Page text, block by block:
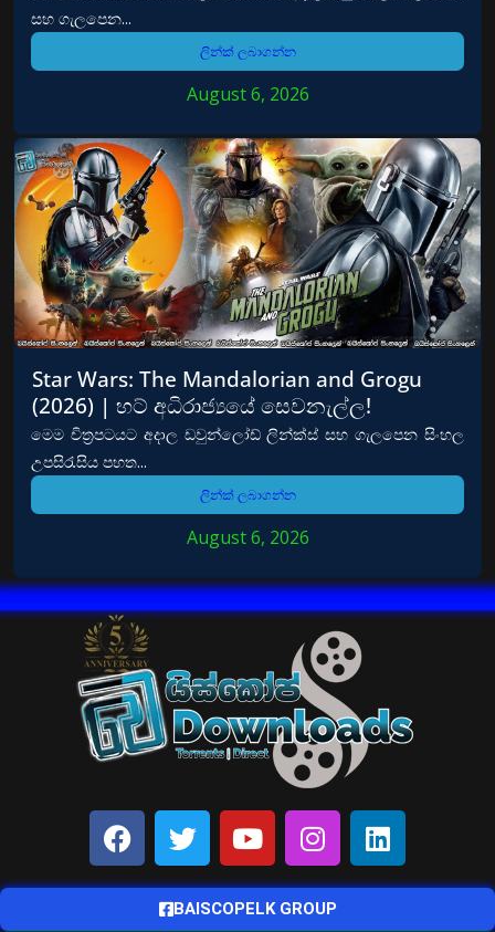
සහ ගැලපෙන...
ලින්ක් ලබාගන්න
August 6, 2026
Star Wars: The Mandalorian and Grogu
(2026) | හට් අධිරාජ්‍යයේ සෙවනැල්ල!
මෙම චිත්‍රපටයට අදාල ඩවුන්ලෝඩ් ලින්ක්ස් සහ ගැලපෙන සිංහල
උපසිරැසිය පහත...
ලින්ක් ලබාගන්න
August 6, 2026
BAISCOPELK GROUP